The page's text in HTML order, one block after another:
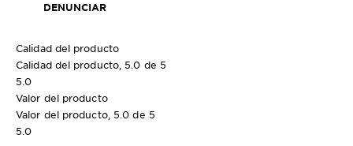
DENUNCIAR
Calidad del producto
Calidad del producto, 5.0 de 5
5.0
Valor del producto
Valor del producto, 5.0 de 5
5.0